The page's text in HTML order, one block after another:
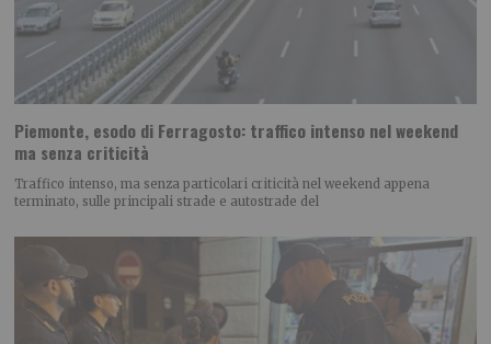
Piemonte, esodo di Ferragosto: traffico intenso nel weekend
ma senza criticità
Traffico intenso, ma senza particolari criticità nel weekend appena
terminato, sulle principali strade e autostrade del